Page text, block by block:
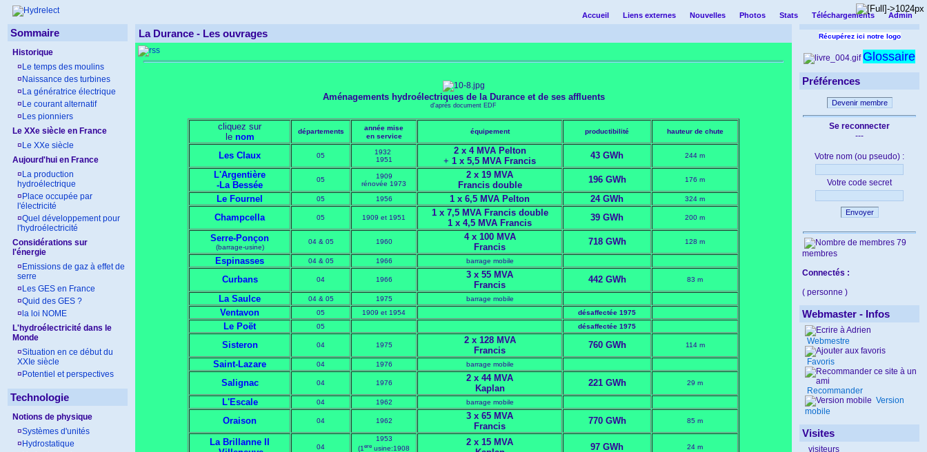
Admin
Accueil Liens externes Nouvelles Photos Stats Téléchargements
Sommaire
Historique
¤ Le temps des moulins
¤ Naissance des turbines
¤ La génératrice électrique
¤ Le courant alternatif
¤ Les pionniers
Le XXe siècle en France
¤ Le XXe siècle
Aujourd'hui en France
¤ La production
hydroélectrique
¤ Place occupée par
l'électricité
¤Quel développement pour
l'hydroélectricité
Considérations sur
l'énergie
¤ Emissions de gaz à effet de
serre
¤ Les GES en France
¤Quid des GES ?
¤ la loi NOME
L'hydroélectricité dans le
Monde
¤Situation en ce début du
XXIe siècle
¤ Potentiel et perspectives
Technologie
Notions de physique
¤Systèmes d'unités
¤ Hydrostatique
La Durance - Les ouvrages
Aménagements hydroélectriques de la Durance et de ses affluents
d'après document EDF
cliquez sur
le nom
départements année mise
en service
équipement productibilité hauteur de chute
Les Claux 05
1932
1951
2 x 4 MVA Pelton
+ 1 x 5,5 MVA Francis
43 GWh 244 m
L'Argentière
-La Bessée
05
1909
rénovée 1973
2 x 19 MVA
Francis double
196 GWh 176 m
Le Fournel 05 1956 1 x 6,5 MVA Pelton 24 GWh 324 m
Champcella 05 1909 et 1951
1 x 7,5 MVA Francis double
1 x 4,5 MVA Francis
39 GWh 200 m
Serre-Ponçon
(barrage-usine)
04 & 05 1960
4 x 100 MVA
Francis
718 GWh 128 m
Espinasses 04 & 05 1966 barrage mobile
Curbans 04 1966
3 x 55 MVA
Francis
442 GWh 83 m
La Saulce 04 & 05 1975 barrage mobile
Ventavon 05 1909 et 1954 désaffectée 1975
Le Poët 05 désaffectée 1975
Sisteron 04 1975
2 x 128 MVA
Francis
760 GWh 114 m
Saint-Lazare 04 1976 barrage mobile
Salignac 04 1976
2 x 44 MVA
Kaplan
221 GWh 29 m
L'Escale 04 1962 barrage mobile
Oraison 04 1962
3 x 65 MVA
Francis
770 GWh 85 m
La Brillanne II
04
1953
(1ere usine:1908
2 x 15 MVA
97 GWh 24 m
Récupérez ici notre logo
Glossaire
Préférences
Devenir membre
Se reconnecter
---
Votre nom (ou pseudo) :
Votre code secret
Envoyer
79
membres
Connectés :
( personne )
Webmaster - Infos
Webmestre
Favoris
Recommander
Version
mobile
Visites
visiteurs